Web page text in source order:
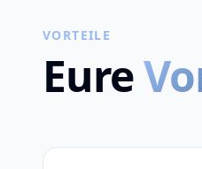
VORTEILE
Eure